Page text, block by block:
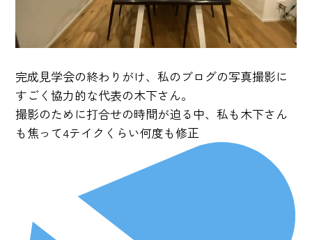
完成見学会の終わりがけ、私のブログの写真撮影に
すごく協力的な代表の木下さん。
撮影のために打合せの時間が迫る中、私も木下さん
も焦って4テイクくらい何度も修正